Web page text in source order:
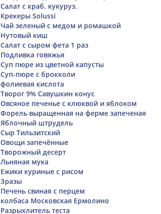
Салат с краб. кукуруз.
Крекеры Solussi
Чай зеленый с медом и ромашкой
Нутовый киш
Салат с сыром фета 1 раз
Подливка говяжья
Суп пюре из цветной капусты
Суп-пюре с брокколи
фолиевая кислота
Творог 9% Савушкин конус
Овсяное печенье с клюквой и яблоком
Форель выращенная на ферме запеченая
Яблочный штрудель
Сыр Тильзитский
Овощи запечённые
Творожный десерт
Льняная мука
Ежики куриные с рисом
Зразы
Печень свиная с перцем
колбаса Московская Ермолино
Разрыхлитель теста